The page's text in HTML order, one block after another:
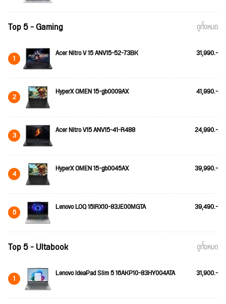
Top 5 - Gaming ดูทั้งหมด
1 Acer Nitro V 15 ANV15-52-73BK 31,990.-
2 HyperX OMEN 15-gb0009AX 41,990.-
3 Acer Nitro V15 ANV15-41-R488 24,990.-
4 HyperX OMEN 15-gb0045AX 39,990.-
5 Lenovo LOQ 15IRX10-83JE00MGTA 39,490.-
Top 5 - Ultabook ดูทั้งหมด
1 Lenovo IdeaPad Slim 5 16AKP10-83HY004ATA 31,900.-